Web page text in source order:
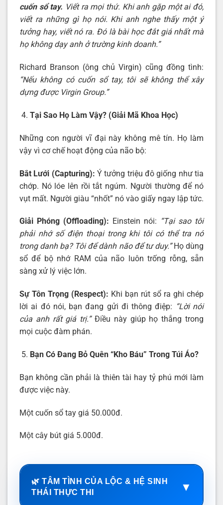
cuốn sổ tay. Viết ra mọi thứ. Khi anh gặp một ai đó,
viết ra những gì họ nói. Khi anh nghe thấy một ý
tưởng hay, viết nó ra. Đó là bài học đắt giá nhất mà
họ không dạy anh ở trường kinh doanh.”
Richard Branson (ông chủ Virgin) cũng đồng tình:
“Nếu không có cuốn sổ tay, tôi sẽ không thể xây
dựng được Virgin Group.”
Tại Sao Họ Làm Vậy? (Giải Mã Khoa Học)
Những con người vĩ đại này không mê tín. Họ làm
vậy vì cơ chế hoạt động của não bộ:
Bắt Lưới (Capturing): Ý tưởng triệu đô giống như tia
chớp. Nó lóe lên rồi tắt ngúm. Người thường để nó
vụt mất. Người giàu “nhốt” nó vào giấy ngay lập tức.
Giải Phóng (Offloading): Einstein nói: “Tại sao tôi
phải nhớ số điện thoại trong khi tôi có thể tra nó
trong danh bạ? Tôi để dành não để tư duy.”Họ dùng
sổ để bộ nhớ RAM của não luôn trống rỗng, sẵn
sàng xử lý việc lớn.
Sự Tôn Trọng (Respect): Khi bạn rút sổ ra ghi chép
lời ai đó nói, bạn đang gửi đi thông điệp: “Lời nói
của anh rất giá trị.”Điều này giúp họ thắng trong
mọi cuộc đàm phán.
Bạn Có Đang Bỏ Quên “Kho Báu” Trong Túi Áo?
Bạn không cần phải là thiên tài hay tỷ phú mới làm
được việc này.
Một cuốn sổ tay giá 50.000đ.
Một cây bút giá 5.000đ.
🌿 TÂM TÌNH CỦA LỘC & HỆ SINH
THÁI THỰC THI
▼